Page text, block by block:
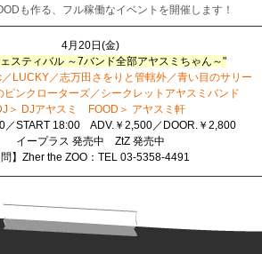
も作る、フル稼働なイベントを開催します！
4月20日(金)
スティバル ～7バンド全部アヤスミちゃん～"
LUCKY／志万田さをりと管轄外／青い目のサリー
ピンクローターズ／シークレットアヤスミバンド
＞ DJアヤスミ FOOD＞ アヤスミ軒
／START 18:00 ADV.￥2,500／DOOR.￥2,800
イープラス 発売中 ZtZ 発売中
問】Zher the ZOO：TEL 03-5358-4491